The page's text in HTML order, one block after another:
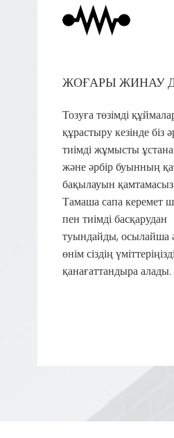
ЖОҒАРЫ ЖИНАУ
Тозуға төзімді
құрастыру кезінде біз
тиімді жұмысты
және әрбір буынның
бақылауын қамтамасыз
Тамаша сапа керемет
пен тиімді басқарудан
туындайды, осылайша
өнім сіздің
қанағаттандыра алады.